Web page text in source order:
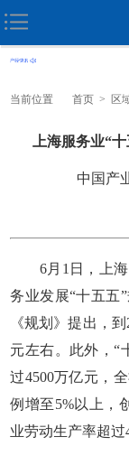
当前位置 首页 > 区
上海服务业“
中国产
6月1日，上海
务业发展“十五五
《规划》提出，
元左右。此外，“
过4500万亿元，
例增至5%以上，
业劳动生产率超过